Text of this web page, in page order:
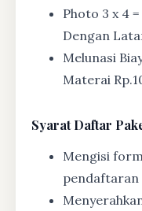
Photo 3 x 4 =
Dengan
Melunasi
Materai
SyaratDaftar
Mengisi
pendaftaran